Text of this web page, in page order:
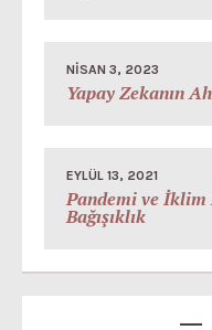
NISAN 3, 2023
Yapay Zekanın
EYLÜL 13, 2021
Pandemi ve İklim
Bağışıklık